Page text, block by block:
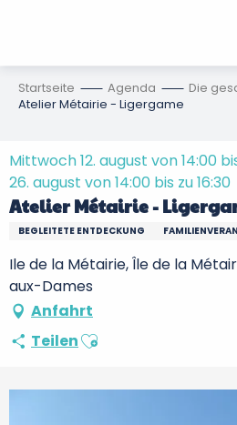
Startseite Agenda
Die
Atelier Métairie - Ligergame
Mittwoch 12. august von 14:00
26. august von 14:00 bis zu 16:30
Atelier Métairie -
BEGLEITETE ENTDECKUNG
Ile de la Métairie, Île de la
aux-Dames
Anfahrt
TeilenAjouter aux favoris